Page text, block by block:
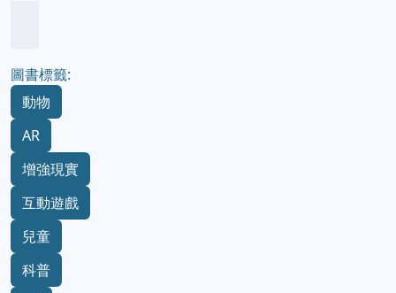
圖書標籤:
動物
AR
增強現實
互動遊戲
兒童
科普